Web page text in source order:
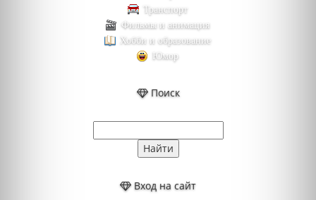
Транспорт
Фильмы и анимация
Хобби и образование
Юмор
Поиск
Вход на сайт